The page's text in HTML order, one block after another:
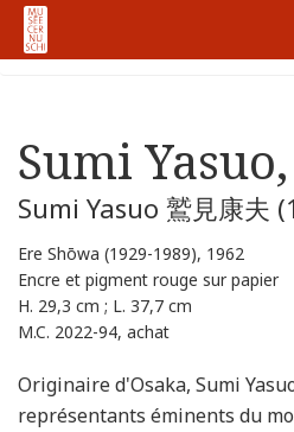
ホーム
Sumi
Sumi Yasuo 鷲見康夫
Ere Shōwa (1929-1989), 1962
Encre et pigment rouge sur papier
H. 29,3 cm ; L. 37,7 cm
M.C. 2022-94, achat
Originaire d'Osaka, Sumi
représentants éminents du